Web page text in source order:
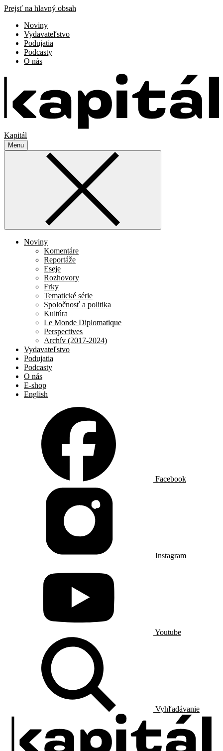
Prejsť na hlavný obsah
Noviny
Vydavateľstvo
Podujatia
Podcasty
O nás
Kapitál
Menu
Noviny
Komentáre
Reportáže
Eseje
Rozhovory
Frky
Tematické série
Spoločnosť a politika
Kultúra
Le Monde Diplomatique
Perspectives
Archív (2017-2024)
Vydavateľstvo
Podujatia
Podcasty
O nás
E-shop
English
Facebook
Instagram
Youtube
Vyhľadávanie